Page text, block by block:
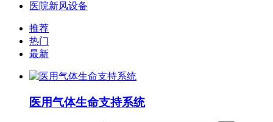
医院新风设备
推荐
热门
最新
医用气体生命支持系统